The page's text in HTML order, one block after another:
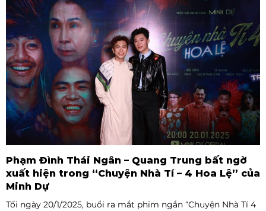
Phạm Đình Thái Ngân – Quang Trung bất ngờ
xuất hiện trong “Chuyện Nhà Tí – 4 Hoa Lệ” của
Minh Dự
Tối ngày 20/1/2025, buổi ra mắt phim ngắn “Chuyện Nhà Tí 4